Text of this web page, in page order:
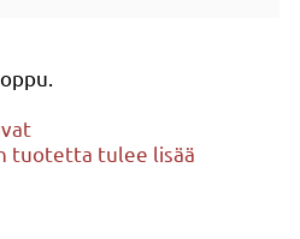
tuotetta tulee lisää